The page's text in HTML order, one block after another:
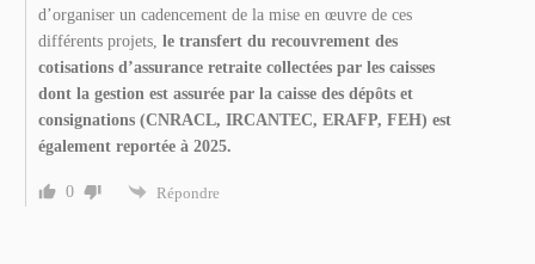
d’organiser un cadencement de la mise en œuvre de ces
différents projets, le transfert du recouvrement des
cotisations d’assurance retraite collectées par les caisses
dont la gestion est assurée par la caisse des dépôts et
consignations (CNRACL, IRCANTEC, ERAFP, FEH) est
également reportée à 2025.
0 Répondre